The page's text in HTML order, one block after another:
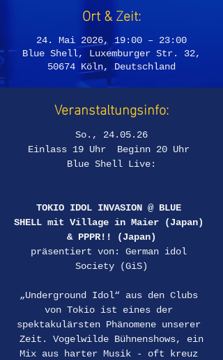
Ort & Zeit:
24. Mai 2026, 19:00 – 23:00
Blue Shell, Luxemburger Str. 32,
50674 Köln, Deutschland
Veranstaltungsinfo:
So., 24.05.26
Einlass 19 Uhr  Beginn 20 Uhr
Blue Shell Live:
TOKIO IDOL INVASION @ BLUE
SHELL mit Village in Maier (Japan)
& PPPR!! (Japan)
präsentiert von: German idol
Society (GiS)
„Underground Idol“ aus den Clubs
von Tokio ist eines der
spektakulärsten Phänomene unserer
Zeit. Vogelwilde Bühnenshows, ein
Mix aus harter Musik - oft kreuz